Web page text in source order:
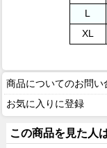
L
XL
商品についてのお問い
お気に入りに登録
この商品を見た人